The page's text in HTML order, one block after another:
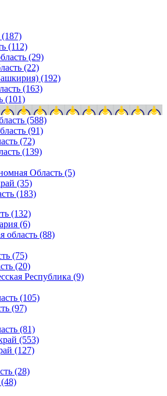
(112)
(29)
(22)
(192)
(163)
(101)
(588)
(91)
(72)
(139)
Область (5)
(35)
(183)
(132)
(6)
область (88)
(75)
(20)
Республика (9)
(105)
(97)
(81)
(553)
(127)
(28)
(48)